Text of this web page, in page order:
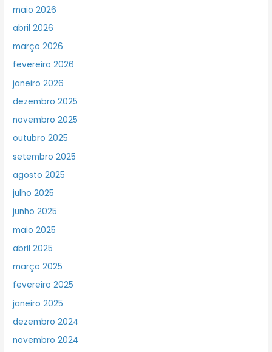
maio 2026
abril 2026
março 2026
fevereiro 2026
janeiro 2026
dezembro 2025
novembro 2025
outubro 2025
setembro 2025
agosto 2025
julho 2025
junho 2025
maio 2025
abril 2025
março 2025
fevereiro 2025
janeiro 2025
dezembro 2024
novembro 2024